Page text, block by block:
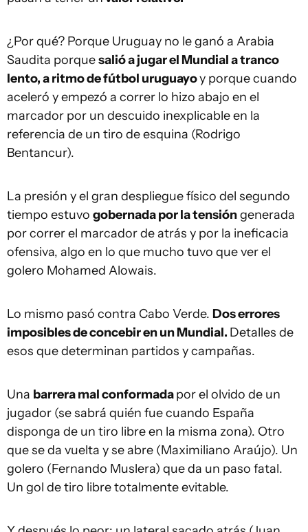
¿Por qué? Porque Uruguay no le ganó a Arabia
Saudita porquesalió a jugar el Mundial a tranco
lento, a ritmo de fútbol uruguayoy porque cuando
aceleró y empezó a correr lo hizo abajo en el
marcador por un descuido inexplicable en la
referencia de un tiro de esquina (Rodrigo
Bentancur).
La presión y el gran despliegue físico del segundo
tiempo estuvo gobernada por la tensióngenerada
por correr el marcador de atrás y por la ineficacia
ofensiva, algo en lo que mucho tuvo que ver el
golero Mohamed Alowais.
Lo mismo pasó contra Cabo Verde. Dos errores
imposibles de concebir en un Mundial. Detalles de
esos que determinan partidos y campañas.
Una barrera mal conformadapor el olvido de un
jugador (se sabrá quién fue cuando España
disponga de un tiro libre en la misma zona). Otro
que se da vuelta y se abre (Maximiliano Araújo). Un
golero (Fernando Muslera) que da un paso fatal.
Un gol de tiro libre totalmente evitable.